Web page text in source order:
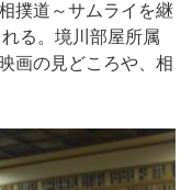
撲道～サムライを継
る。境川部屋所属
画の見どころや、相